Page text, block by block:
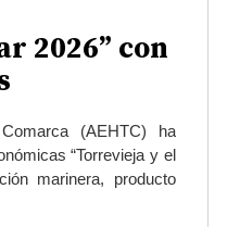
2026” con
(AEHTC) ha
“Torrevieja y el
marinera, producto